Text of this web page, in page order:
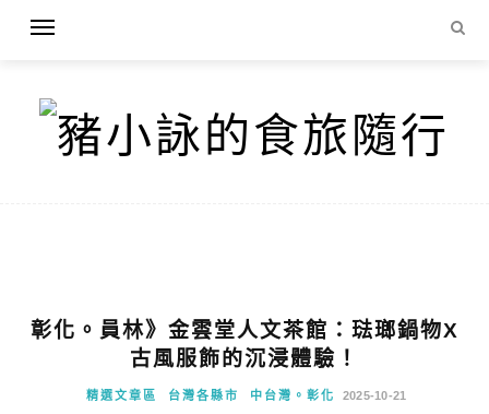
彰化。員林》金雲堂人文茶館：琺瑯鍋物X
古風服飾的沉浸體驗！
精選文章區 台灣各縣市 中台灣。彰化 2025-10-21